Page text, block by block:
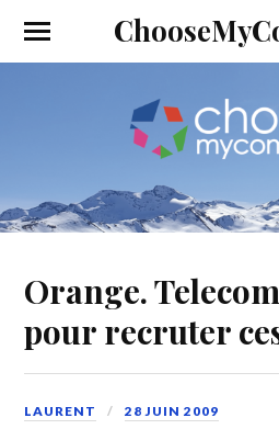
Orange.
pour recruter
LAURENT 28 JUIN 2009